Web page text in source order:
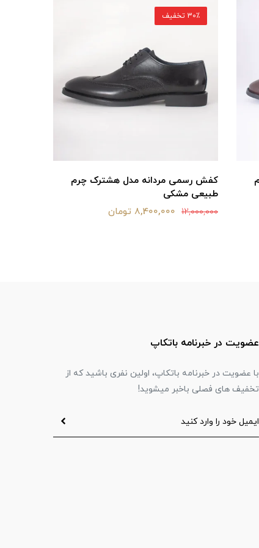
کفش رسمی مردانه مدل هشترک چرم
طبیعی مشکی
12,000,000 8,400,000 تومان
30٪ تخفیف
عضویت در خبرنامه باتکاپ
با عضویت در خبرنامه باتکاپ، اولین نفری باشید که از
تخفیف های فصلی باخبر میشوید!